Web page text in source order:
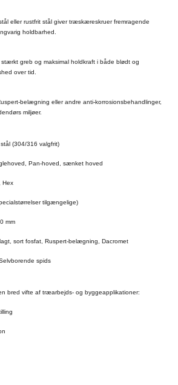
eller rustfrit stål giver træskæreskruer fremragende
holdbarhed.
greb og maksimal holdkraft i både blødt og
over tid.
belægning eller andre anti-korrosionsbehandlinger,
miljøer.
(304/316 valgfrit)
Pan-hoved, sænket hoved
Hex
tilgængelige)
mm
sort fosfat, Ruspert-belægning, Dacromet
spids
bred vifte af træarbejds- og byggeapplikationer: